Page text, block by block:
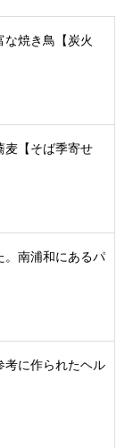
な焼き鳥【炭火
麦【そば季寄せ
。南浦和にあるパ
考に作られたヘル